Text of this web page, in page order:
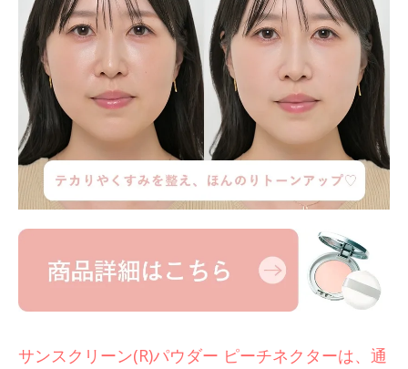
サンスクリーン(R)パウダー ピーチネクターは、通